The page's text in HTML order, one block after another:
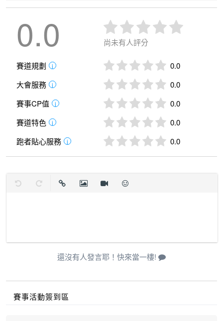
0.0 尚未有人評分
賽道規劃 i
0.0
大會服務
i
0.0
賽事CP值
i
0.0
賽道特色
i
0.0
跑者貼心服務
i 0.0
還沒有人發言耶！快來當一樓!
賽事活動簽到區